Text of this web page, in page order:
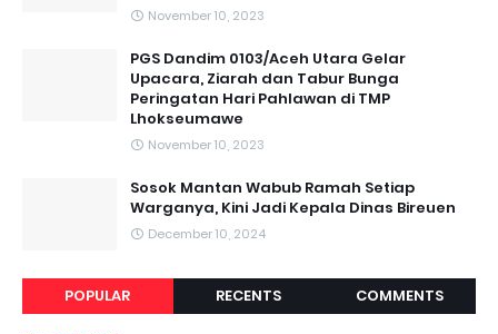
November 10, 2023
PGS Dandim 0103/Aceh Utara Gelar
Upacara, Ziarah dan Tabur Bunga
Peringatan Hari Pahlawan di TMP
Lhokseumawe
November 10, 2023
Sosok Mantan Wabub Ramah Setiap
Warganya, Kini Jadi Kepala Dinas Bireuen
December 10, 2024
POPULAR RECENTS COMMENTS